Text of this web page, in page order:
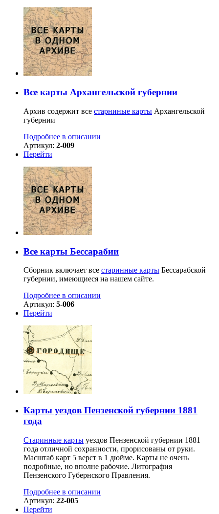
Все карты Архангельской губернии
Архив содержит все старниные карты Архангельской
губернии
Подробнее в описании
Артикул: 2-009
Перейти
Все карты Бессарабии
Сборник включает все старинные карты Бессарабской
губернии, имеющиеся на нашем сайте.
Подробнее в описании
Артикул: 5-006
Перейти
Карты уездов Пензенской губернии 1881
года
Старинные карты уездов Пензенской губернии 1881
года отличной сохранности, прорисованы от руки.
Масштаб карт 5 верст в 1 дюйме. Карты не очень
подробные, но вполне рабочие. Литография
Пензенского Губернского Правления.
Подробнее в описании
Артикул: 22-005
Перейти